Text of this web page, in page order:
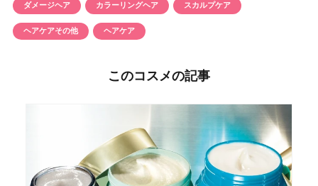
ダメージヘア カラーリングヘア スカルプケア
ヘアケアその他 ヘアケア
このコスメの記事